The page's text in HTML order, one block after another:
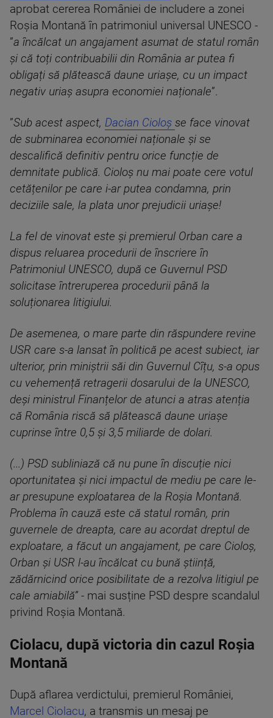
aprobat cererea României de includere a zonei
Roșia Montană în patrimoniul universal UNESCO -
”a încălcat un angajament asumat de statul român
și că toți contribuabilii din România ar putea fi
obligați să plătească daune uriașe, cu un impact
negativ uriaș asupra economiei naționale”.
”Sub acest aspect, Dacian Cioloș se face vinovat
de subminarea economiei naționale și se
descalifică definitiv pentru orice funcție de
demnitate publică. Cioloș nu mai poate cere votul
cetățenilor pe care i-ar putea condamna, prin
deciziile sale, la plata unor prejudicii uriașe!
La fel de vinovat este și premierul Orban care a
dispus reluarea procedurii de înscriere în
Patrimoniul UNESCO, după ce Guvernul PSD
solicitase întreruperea procedurii până la
soluționarea litigiului.
De asemenea, o mare parte din răspundere revine
USR care s-a lansat în politică pe acest subiect, iar
ulterior, prin miniștrii săi din Guvernul Cîțu, s-a opus
cu vehemență retragerii dosarului de la UNESCO,
deși ministrul Finanțelor de atunci a atras atenția
că România riscă să plătească daune uriașe
cuprinse între 0,5 și 3,5 miliarde de dolari.
(...) PSD subliniază că nu pune în discuție nici
oportunitatea și nici impactul de mediu pe care le-
ar presupune exploatarea de la Roșia Montană.
Problema în cauză este că statul român, prin
guvernele de dreapta, care au acordat dreptul de
exploatare, a făcut un angajament, pe care Cioloș,
Orban și USR l-au încălcat cu bună știință,
zădărnicind orice posibilitate de a rezolva litigiul pe
cale amiabilă” - mai susține PSD despre scandalul
privind Roșia Montană.
Ciolacu, după victoria din cazul Roșia
Montană
După aflarea verdictului, premierul României,
Marcel Ciolacu, a transmis un mesaj pe